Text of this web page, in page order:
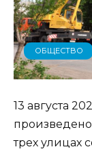
ОБЩЕСТВО
13 августа
трех улицах